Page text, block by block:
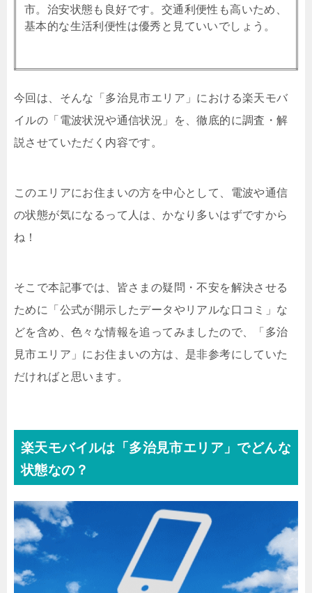
市。治安状態も良好です。交通利便性も高いため、
基本的な生活利便性は優秀と見ていいでしょう。
今回は、そんな「多治見市エリア」における楽天モバ
イルの「電波状況や通信状況」を、徹底的に調査・解
説させていただく内容です。
このエリアにお住まいの方を中心として、電波や通信
の状態が気になるって人は、かなり多いはずですから
ね！
そこで本記事では、皆さまの疑問・不安を解決させる
ために「公式が開示したデータやリアルな口コミ」な
どを含め、色々な情報を追ってみましたので、「多治
見市エリア」にお住まいの方は、是非参考にしていた
だければと思います。
楽天モバイルは「多治見市エリア」でどんな
状態なの？